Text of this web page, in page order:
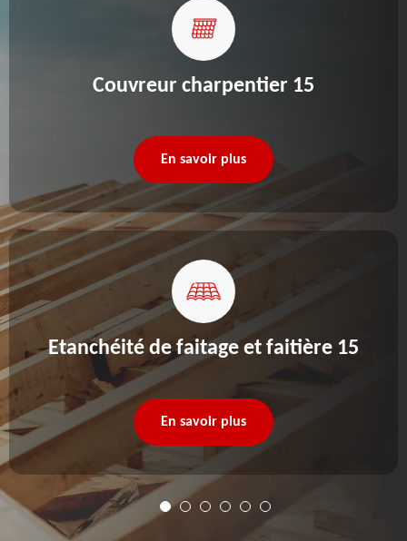
Couvreur charpentier 15
En savoir plus
Etanchéité de faitage et faitière 15
En savoir plus